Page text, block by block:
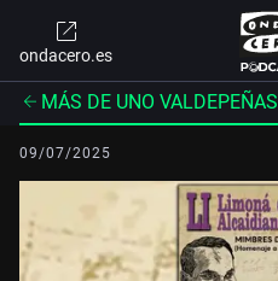
ondacero.es
MÁS DE UNO VALDEPEÑAS
09/07/2025